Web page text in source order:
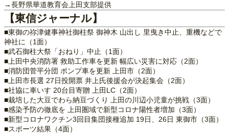
→長野県華道教育会上田支部提供
【東信ジャーナル】
■東御の祢津健事神社御柱祭 御神木 山出し 里曳き中止、重機などで
神社に（1面）
■武石御柱大祭「おねり」中止（1面）
■上田中央消防署 救助工作車を更新 幅広い災害に対応（2面）
■消防団菅平分団 ポンプ車を更新 上田市（2面）
■上田市長選 27日投開票 井上氏後援会が決起集会（2面）
■社協に車いす 20台目寄贈 上田LC（2面）
■栽培した大豆でわら納豆づくり 上田の川辺小児童が挑戦（3面）
■感染予防の徹底を 上田圏域で新型コロナ陽性者増加（3面）
■新型コロナワクチン3回目集団接種追加 19日、26日 東御市（3面）
■スポーツ結果（4面）